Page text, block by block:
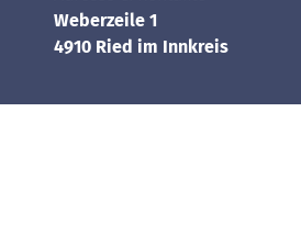
Weberzeile 1
4910 Ried im Innkreis